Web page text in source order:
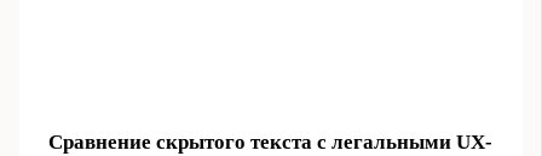
Сравнение скрытого текста с легальными UX-